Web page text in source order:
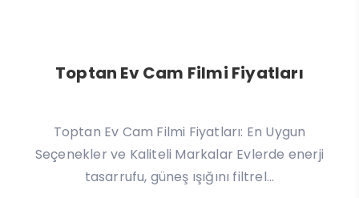
Toptan Ev Cam Filmi Fiyatları
Toptan Ev Cam Filmi Fiyatları: En Uygun
Seçenekler ve Kaliteli Markalar Evlerde enerji
tasarrufu, güneş ışığını filtrel...